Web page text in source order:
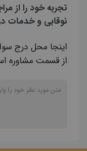
تجربه خود را از
نوقابی و خدمات
اینجا محل درج
از قسمت مشاوره